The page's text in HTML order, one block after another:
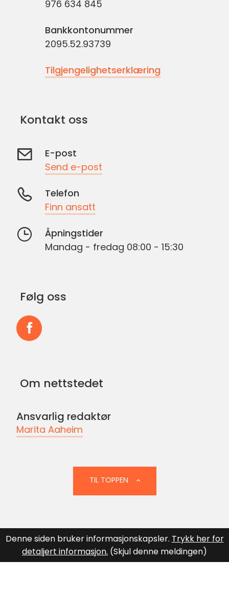
976 634 845
Bankkontonummer
2095.52.93739
Tilgjengelighetserklæring
Kontakt oss
E-post
Send e-post
Telefon
Finn ansatt
Åpningstider
Mandag - fredag 08:00 - 15:30
Følg oss
Facebook
Om nettstedet
Ansvarlig redaktør
Marita Aaheim
TIL TOPPEN
Denne siden bruker informasjonskapsler. Trykk her for
detaljert informasjon. (Skjul denne meldingen)